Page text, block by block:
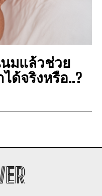
มแล้วช่วย
ด้จริงหรือ..?